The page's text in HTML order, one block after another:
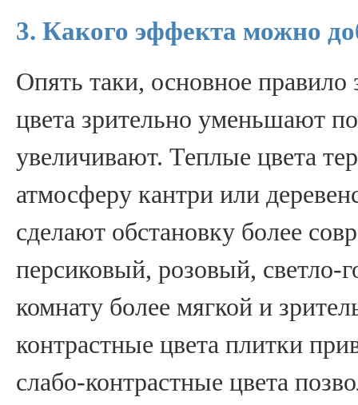
3. Какого эффекта можно
Опять таки, основное
цвета зрительно уменьшают
увеличивают. Теплые цвета
атмосферу кантри или
сделают обстановку более
персиковый, розовый, светло-
комнату более мягкой и
контрастные цвета плитки
слабо-контрастные цвета